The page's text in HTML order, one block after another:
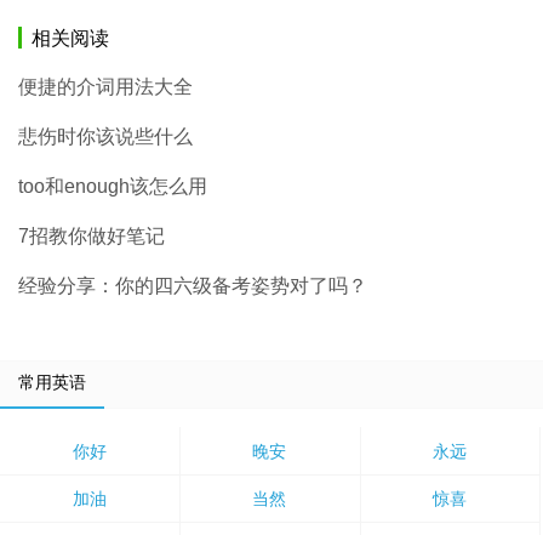
相关阅读
便捷的介词用法大全
悲伤时你该说些什么
too和enough该怎么用
7招教你做好笔记
经验分享：你的四六级备考姿势对了吗？
常用英语
你好 晚安 永远
加油 当然 惊喜